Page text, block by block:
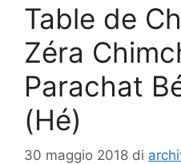
Table de
Zéra
Parachat
(Hé)
30 maggio 2018 di